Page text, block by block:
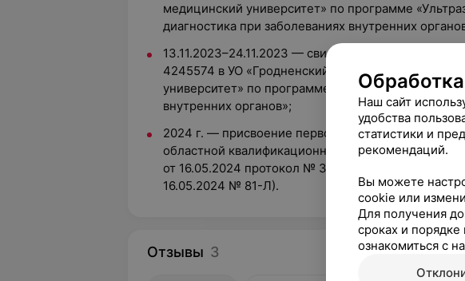
медицинский университет» по программе
диагностика при заболеваниях внутренних
13.11.2023–24.11.2023 — свидетельство о
4245574 в УО «Гродненский государственный
университет» по программе «Ультразвуковая
внутренних органов»;
2024 г. — присвоение первой квалификационной
областной квалификационной комиссии УЗ Гродн.
от 16.05.2024 протокол № 33 приказ УЗ Гродн. обл.
16.05.2024 № 81-Л).
Отзывы 3
Наш сайт
удобства
статистики и
рекомендаций.
Вы можете
cookie или
Для получения
сроках и
ознакомиться с